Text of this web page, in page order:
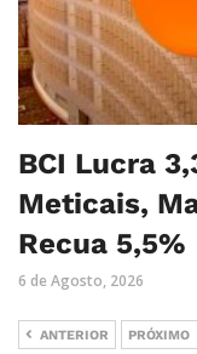
BCI Lucra
Meticais,
Recua 5,5%
6 de Agosto, 2026
ANTERIOR PRÓXIMO